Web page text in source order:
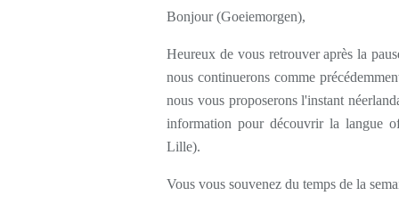
Bonjour (Goeiemorgen),
Heureux de vous retrouver après la
nous continuerons comme
nous vous proposerons l'instant
information pour découvrir la langue
Lille).
Vous vous souvenez du temps de la